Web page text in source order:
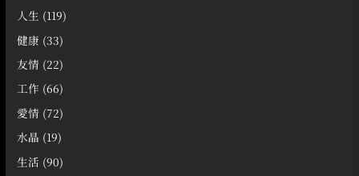
人生 (119)
健康 (33)
友情 (22)
工作 (66)
愛情 (72)
水晶 (19)
生活 (90)